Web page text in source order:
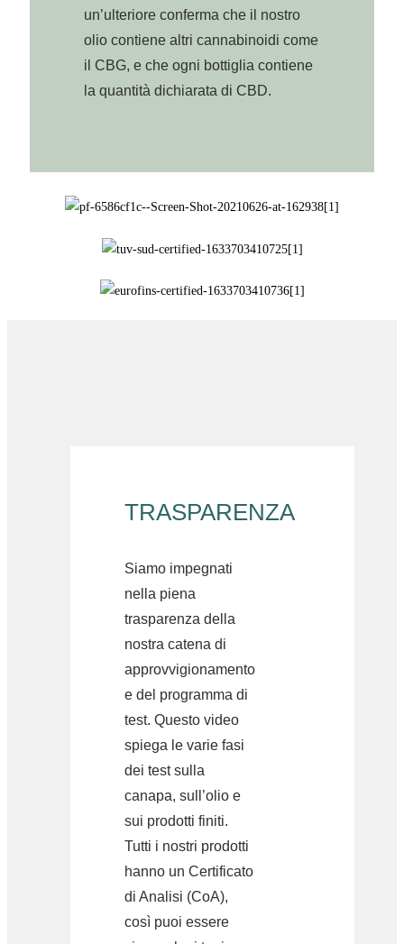
un’ulteriore conferma che il nostro
olio contiene altri cannabinoidi come
il CBG, e che ogni bottiglia contiene
la quantità dichiarata di CBD.
TRASPARENZA
Siamo impegnati
nella piena
trasparenza della
nostra catena di
approvvigionamento
e del programma di
test. Questo video
spiega le varie fasi
dei test sulla
canapa, sull’olio e
sui prodotti finiti.
Tutti i nostri prodotti
hanno un Certificato
di Analisi (CoA),
così puoi essere